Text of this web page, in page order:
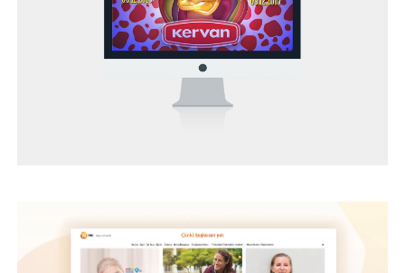
BEYBİ – WEB TASARIM